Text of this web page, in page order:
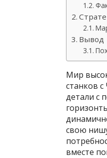
Вывод
Мир
станков
детали с
свою
вместе